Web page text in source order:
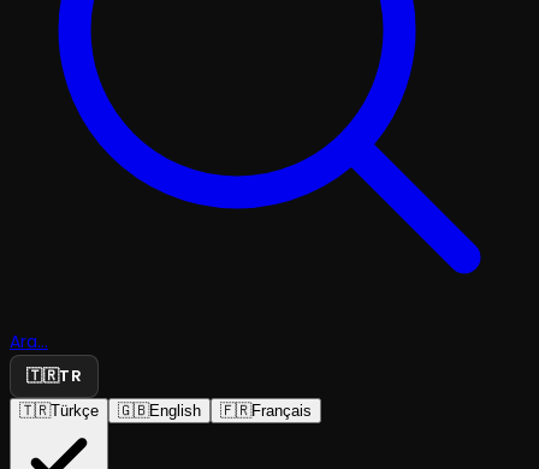
Ara...
🇹🇷TR
🇹🇷Türkçe 🇬🇧English 🇫🇷Français